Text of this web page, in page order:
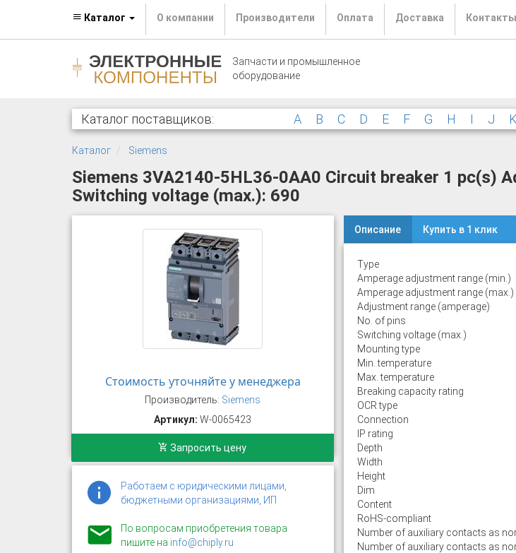
Каталог О компании Производители Оплата Доставка Контакты
Запчасти и промышленное
оборудование
Каталог поставщиков: A B C D E F G H I J
Каталог Siemens
Siemens 3VA2140-5HL36-0AA0 Circuit breaker 1 pc(s)
Switching voltage (max.): 690
Стоимость уточняйте у менеджера
Производитель: Siemens
Артикул: W-0065423
Запросить цену
Работаем с юридическими лицами,
бюджетными организациями, ИП
По вопросам приобретения товара
пишите на info@chiply.ru
Описание Купить в 1 клик
Type
Amperage adjustment range (min.)
Amperage adjustment range (max.)
Adjustment range (amperage)
No. of pins
Switching voltage (max.)
Mounting type
Min. temperature
Max. temperature
Breaking capacity rating
OCR type
Connection
IP rating
Depth
Width
Height
Dim
Content
RoHS-compliant
Number of auxiliary contacts as
Number of auxiliary contacts as